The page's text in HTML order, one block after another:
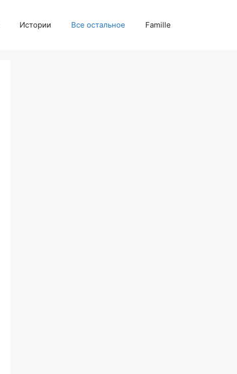
Истории Все остальное Famille